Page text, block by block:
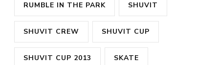
RUMBLE IN THE PARK SHUVIT
SHUVIT CREW SHUVIT CUP
SHUVIT CUP 2013 SKATE